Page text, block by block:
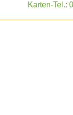
Karten-Tel.: